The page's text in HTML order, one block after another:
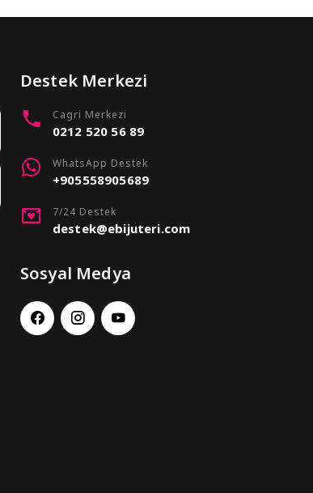
Destek Merkezi
Cagri Merkezi
0212 520 56 89
WhatsApp Destek
+905558905689
7/24 Destek
destek@ebijuteri.com
Sosyal Medya